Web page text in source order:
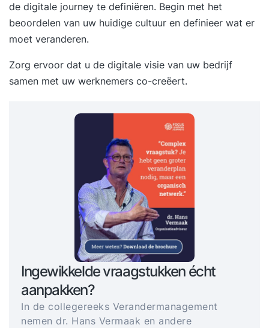
de digitale journey te definiëren. Begin met het
beoordelen van uw huidige cultuur en definieer wat er
moet veranderen.
Zorg ervoor dat u de digitale visie van uw bedrijf
samen met uw werknemers co-creëert.
Ingewikkelde vraagstukken écht
aanpakken?
In de collegereeks Verandermanagement
nemen dr. Hans Vermaak en andere